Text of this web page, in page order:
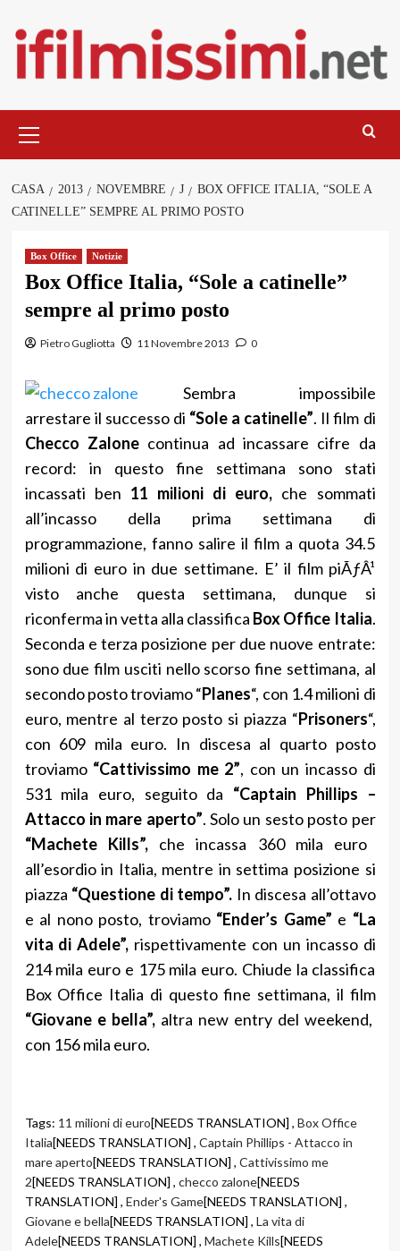
contenuto
principale
CASA 2013 NOVEMBRE J
BOX OFFICE ITALIA, “SOLE A
CATINELLE” SEMPRE AL PRIMO POSTO
Box Office Notizie
Box Office Italia, “Sole a catinelle”
sempre al primo posto
Pietro Gugliotta 11 Novembre 2013 0
Sembra impossibile
arrestare il successo di “Sole a catinelle”. Il film di
Checco Zalonecontinua ad incassare cifre da
record: in questo fine settimana sono stati
incassati ben 11 milioni di euro, che sommati
all’incasso della prima settimana di
programmazione, fanno salire il film a quota 34.5
milioni di euro in due settimane. E’ il film piÃƒÂ¹
visto anche questa settimana, dunque si
riconferma in vetta alla classifica Box Office Italia.
Seconda e terza posizione per due nuove entrate:
sono due film usciti nello scorso fine settimana, al
secondo posto troviamo “Planes“, con 1.4 milioni di
euro, mentre al terzo posto si piazza “Prisoners“,
con 609 mila euro. In discesa al quarto posto
troviamo “Cattivissimo me 2”, con un incasso di
531 mila euro, seguito da “Captain Phillips –
Attacco in mare aperto”. Solo un sesto posto per
“Machete Kills”,che incassa 360 mila euro
all’esordio in Italia, mentre in settima posizione si
piazza “Questione di tempo”. In discesa all’ottavo
e al nono posto, troviamo “Ender’s Game” e “La
vita di Adele”, rispettivamente con un incasso di
214 mila euro e 175 mila euro. Chiude la classifica
Box Office Italia di questo fine settimana, il film
“Giovane e bella”,altra new entry del weekend,
con 156 mila euro.
Tags: 11 milioni di euro[NEEDS TRANSLATION] , Box Office
Italia[NEEDS TRANSLATION] , Captain Phillips - Attacco in
mare aperto[NEEDS TRANSLATION] , Cattivissimo me
2[NEEDS TRANSLATION] , checco zalone[NEEDS
TRANSLATION] , Ender's Game[NEEDS TRANSLATION] ,
Giovane e bella[NEEDS TRANSLATION] , La vita di
Adele[NEEDS TRANSLATION] , Machete Kills[NEEDS